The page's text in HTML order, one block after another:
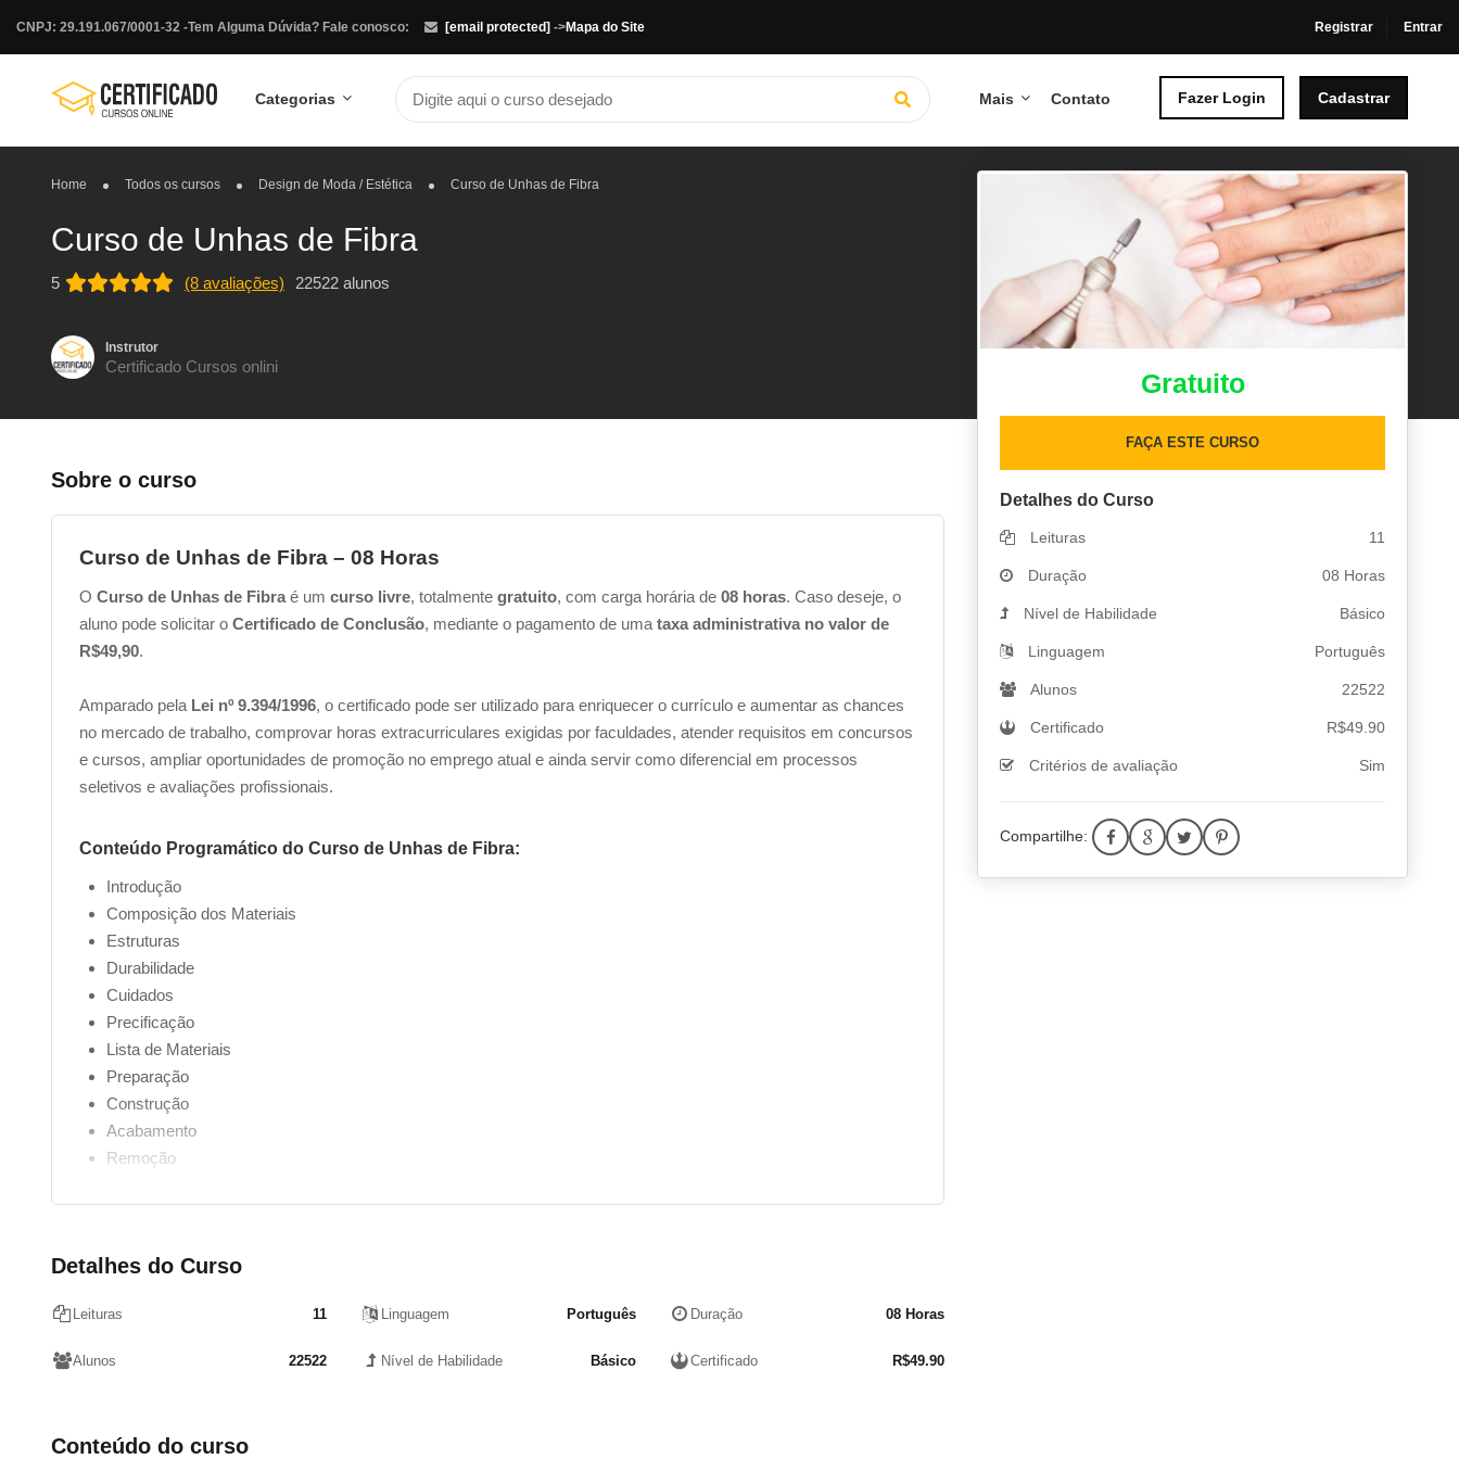
Tem Alguma Dúvida? Fale conosco: [email protected]
CNPJ: 29.191.067/0001-32 - ->Mapa do Site Registrar Entrar
Categorias Mais Contato Fazer Login Cadastrar
Home Todos os cursos Design de Moda / Estética Curso de Unhas de Fibra
Curso de Unhas de Fibra
5 (8 avaliações) 22522 alunos
Instrutor
Certificado Cursos onlini
Sobre o curso
Curso de Unhas de Fibra – 08 Horas
O Curso de Unhas de Fibra é um curso livre, totalmente gratuito, com carga horária de 08 horas. Caso deseje, o
aluno pode solicitar o Certificado de Conclusão, mediante o pagamento de uma taxa administrativa no valor de
R$49,90.
Amparado pela Lei nº 9.394/1996, o certificado pode ser utilizado para enriquecer o currículo e aumentar as chances
no mercado de trabalho, comprovar horas extracurriculares exigidas por faculdades, atender requisitos em concursos
e cursos, ampliar oportunidades de promoção no emprego atual e ainda servir como diferencial em processos
seletivos e avaliações profissionais.
Conteúdo Programático do Curso de Unhas de Fibra:
Introdução
Composição dos Materiais
Estruturas
Durabilidade
Cuidados
Precificação
Lista de Materiais
Preparação
Construção
Acabamento
Remoção
Detalhes do Curso
Leituras 11 Linguagem Português Duração 08 Horas
Alunos 22522 Nível de Habilidade Básico Certificado R$49.90
Conteúdo do curso
Gratuito
FAÇA ESTE CURSO
Detalhes do Curso
Leituras 11
Duração 08 Horas
Nível de Habilidade Básico
Linguagem Português
Alunos 22522
Certificado R$49.90
Critérios de avaliação Sim
Compartilhe: